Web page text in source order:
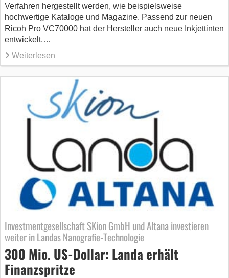
Verfahren hergestellt werden, wie beispielsweise
hochwertige Kataloge und Magazine. Passend zur neuen
Ricoh Pro VC70000 hat der Hersteller auch neue Inkjettinten
entwickelt,…
Weiterlesen
Investmentgesellschaft SKion GmbH und Altana investieren
weiter in Landas Nanografie-Technologie
300 Mio. US-Dollar: Landa erhält
Finanzspritze